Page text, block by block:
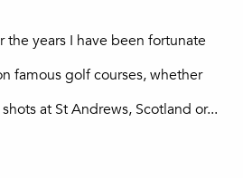
fornecidos pelo utilizador de acordo
(disponível mediante pedido). Pode
as suas preferências em qualquer
the years I have been fortunate
famous golf courses, whether
at St Andrews, Scotland or...